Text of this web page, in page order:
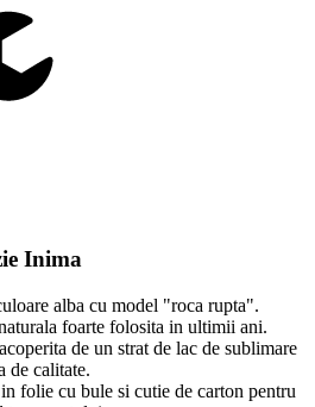
Inima
alba cu model "roca rupta".
foarte folosita in ultimii ani.
de un strat de lac de sublimare
de calitate.
folie cu bule si cutie de carton pentru